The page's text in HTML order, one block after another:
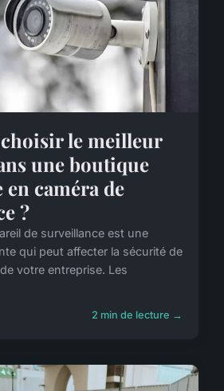
le meilleur
une boutique
en caméra de
?
de surveillance est une
qui peut affecter la sécurité de
votre entreprise. Les
2 min de lecture →